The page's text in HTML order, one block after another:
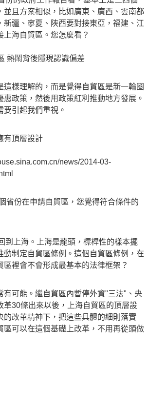
並且方案相似，比如廣東、廣西、雲南都
新疆、寧夏、陜西要對接東亞，福建、江
上海自貿區。您怎麼看？
熱鬧背後隱現認識偏差
樣理解的，而是覺得自貿區是新一輪圈
惠政策，然後用政策紅利推動地方發展。
引起我們重視。
頂層設計
news/2014-03-
份在申請自貿區，您覺得符合條件的
上海。上海是龍頭，標桿性的樣本擺
動制定自貿區條例。這個自貿區條例，在
區裡會不會形成最基本的法律框架？
可能。繼自貿區內暫停外資"三法"、央
革30條出來以後，上海自貿區的頂層設
的改革精神下，把這些具體的細則落實
區可以在這個基礎上改革，不用再從頭做